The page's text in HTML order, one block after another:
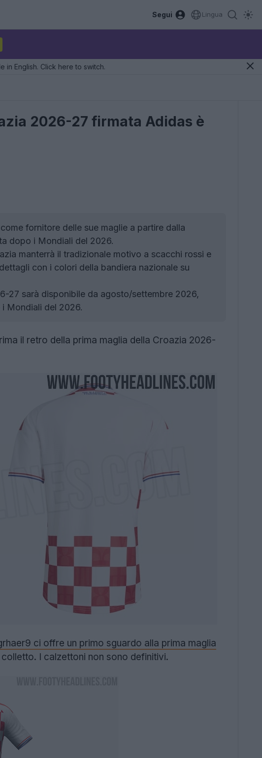
Segui Lingua
in English. Click here to switch.
2026-27 firmata Adidas è
fornitore delle sue maglie a partire dalla
dopo i Mondiali del 2026.
manterrà il tradizionale motivo a scacchi rossi e
con i colori della bandiera nazionale su
27 sarà disponibile da agosto/settembre 2026,
Mondiali del 2026.
il retro della prima maglia della Croazia 2026-
ci offre un primo sguardo alla prima maglia
I calzettoni non sono definitivi.